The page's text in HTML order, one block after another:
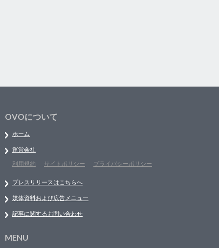
OVOについて
ホーム
運営会社
利用規約
サイトポリシー プライバシーポリシー
プレスリリースはこちらへ
媒体資料および広告メニュー
記事に関するお問い合わせ
MENU